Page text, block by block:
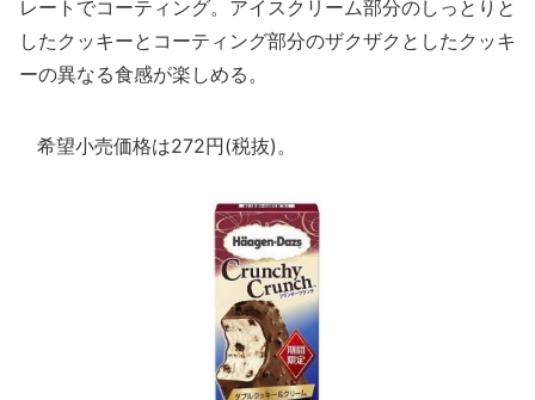
レートでコーティング。アイスクリーム部分のしっとりと
したクッキーとコーティング部分のザクザクとしたクッキ
ーの異なる食感が楽しめる。
希望小売価格は272円(税抜)。